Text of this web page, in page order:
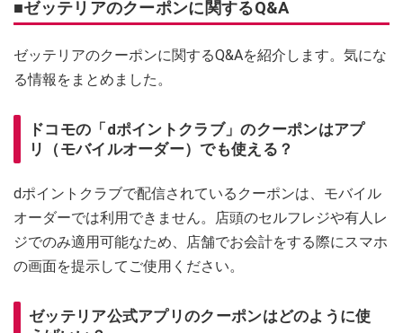
■ゼッテリアのクーポンに関するQ&A
ゼッテリアのクーポンに関するQ&Aを紹介します。気にな
る情報をまとめました。
ドコモの「dポイントクラブ」のクーポンはアプ
リ（モバイルオーダー）でも使える？
dポイントクラブで配信されているクーポンは、モバイル
オーダーでは利用できません。店頭のセルフレジや有人レ
ジでのみ適用可能なため、店舗でお会計をする際にスマホ
の画面を提示してご使用ください。
ゼッテリア公式アプリのクーポンはどのように使